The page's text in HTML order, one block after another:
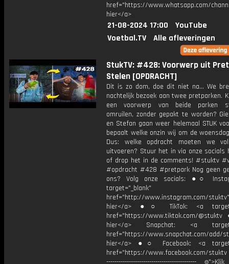
href="https://www.whatsapp.com/
hier</a>
21-08-2024 17:00
YouTube
Voetbal.TV
Alle afleveringen
StukTV: #428: Voorwerp uit
Stelen [OPDRACHT]
Dit is zo dom, doe dit niet na... We
nachtelijk bezoek aan twee pretparken.
een voorwerp van beide parken
omruilen, zonder gepakt te worden?
en Stefan gaan weer helemaal STUK
bepaalt welke onzin wij om de
Dus: welke opdracht moeten we
uitvoeren? Stuur het in via onze socials
of drop het in de comments! #stuktv
#opdracht #428 #pretpark Nog geen
ons? Volg onze socials: ●○
target="_blank"
href="http://www.instagram.com/
hier</a> ●○ TikTok: <a
href="https://www.tiktok.com/
hier</a> Snapchat: <a
href="https://www.snapchat.com/add/
hier</a> ●○ Facebook: <a
href="https://www.facebook.com/stuktv
--------------------------------------------